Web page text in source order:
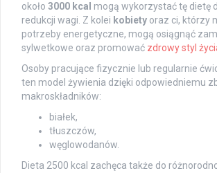
około 3000 kcal mogą wykorzystać tę dietę
redukcji wagi. Z kolei kobiety oraz ci, którzy
potrzeby energetyczne, mogą osiągnąć
sylwetkowe oraz promować zdrowy styl
Osoby pracujące fizycznie lub regularnie
ten model żywienia dzięki odpowiedniemu
makroskładników:
białek,
tłuszczów,
węglowodanów.
Dieta 2500 kcal zachęca także do